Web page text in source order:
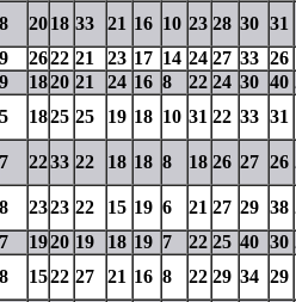
8 2018 33 21 16 10 23 28 30 31
9 2622 21 23 17 14 24 27 33 26
9 1820 21 24 16 8 22 24 30 40
5 1825 25 19 18 10 31 22 33 31
7 2233 22 18 18 8 18 26 27 26
8 2323 22 15 19 6 21 27 29 38
7 1920 19 18 19 7 22 25 40 30
8 1522 27 21 16 8 22 29 34 29